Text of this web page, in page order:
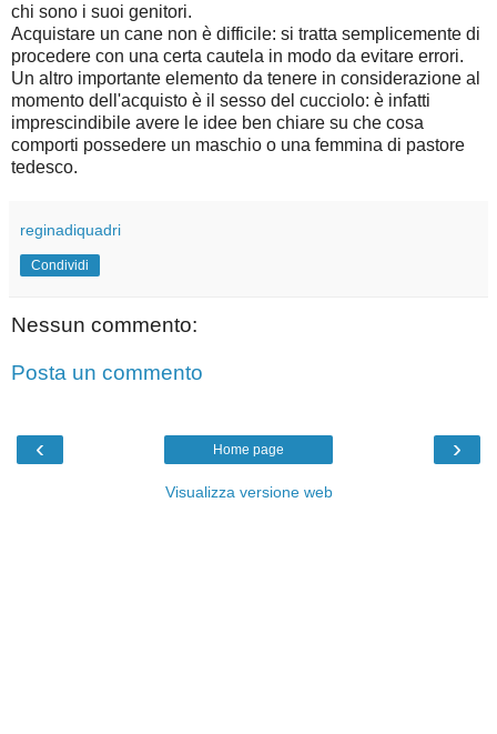
chi sono i suoi genitori.
Acquistare un cane non è difficile: si tratta semplicemente di
procedere con una certa cautela in modo da evitare errori.
Un altro importante elemento da tenere in considerazione al
momento dell'acquisto è il sesso del cucciolo: è infatti
imprescindibile avere le idee ben chiare su che cosa
comporti possedere un maschio o una femmina di pastore
tedesco.
reginadiquadri
Condividi
Nessun commento:
Posta un commento
‹ ›
Home page
Visualizza versione web